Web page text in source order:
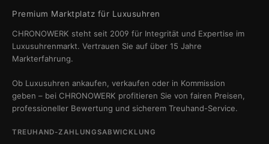
Premium Marktplatz für Luxusuhren
CHRONOWERK steht seit 2009 für Integrität und Expertise im
Luxusuhrenmarkt. Vertrauen Sie auf über 15 Jahre
Markterfahrung.
Ob Luxusuhren ankaufen, verkaufen oder in Kommission
geben – bei CHRONOWERK profitieren Sie von fairen Preisen,
professioneller Bewertung und sicherem Treuhand-Service.
TREUHAND-ZAHLUNGSABWICKLUNG